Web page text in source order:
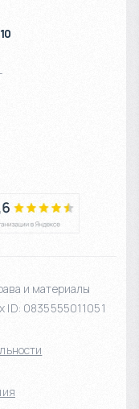
и материалы
0835555011051